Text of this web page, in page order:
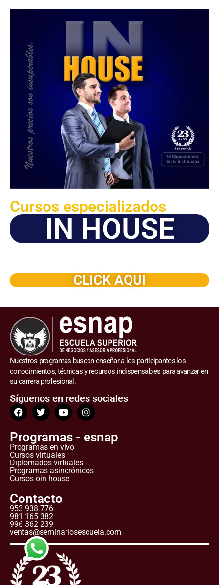
Cursos especializados
IN HOUSE
CLICK AQUI
Nuestros programas buscan enseñar a los participantes los
conocimientos, técnicas y recursos indispensables para avanzar en
su carrera profesional.
Síguenos en redes sociales
Programas - esnap
Programas en vivo
Cursos virtuales
Diplomados virtuales
Programas asincrónicos
Cursos oin house
Contacto
953 938 776
981 165 382
996 362 239
ventas@seminariosescuela.com